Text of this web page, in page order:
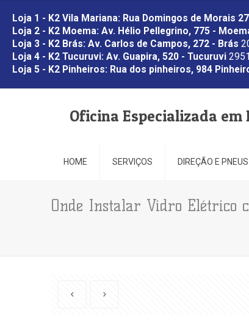
Loja 1 - K2 Vila Mariana: Rua Domingos de Morais
Loja 2 - K2 Moema: Av. Hélio Pellegrino, 775 -
Loja 3 - K2 Brás: Av. Carlos de Campos, 272 - Brás
Loja 4 - K2 Tucuruvi: Av. Guapira, 520 - Tucuruvi
Loja 5 - K2 Pinheiros: Rua dos pinheiros, 984
Oficina Especializada
HOME SERVIÇOS DIREÇÃO E PNEUS
Onde Instalar Vidro Elétrico